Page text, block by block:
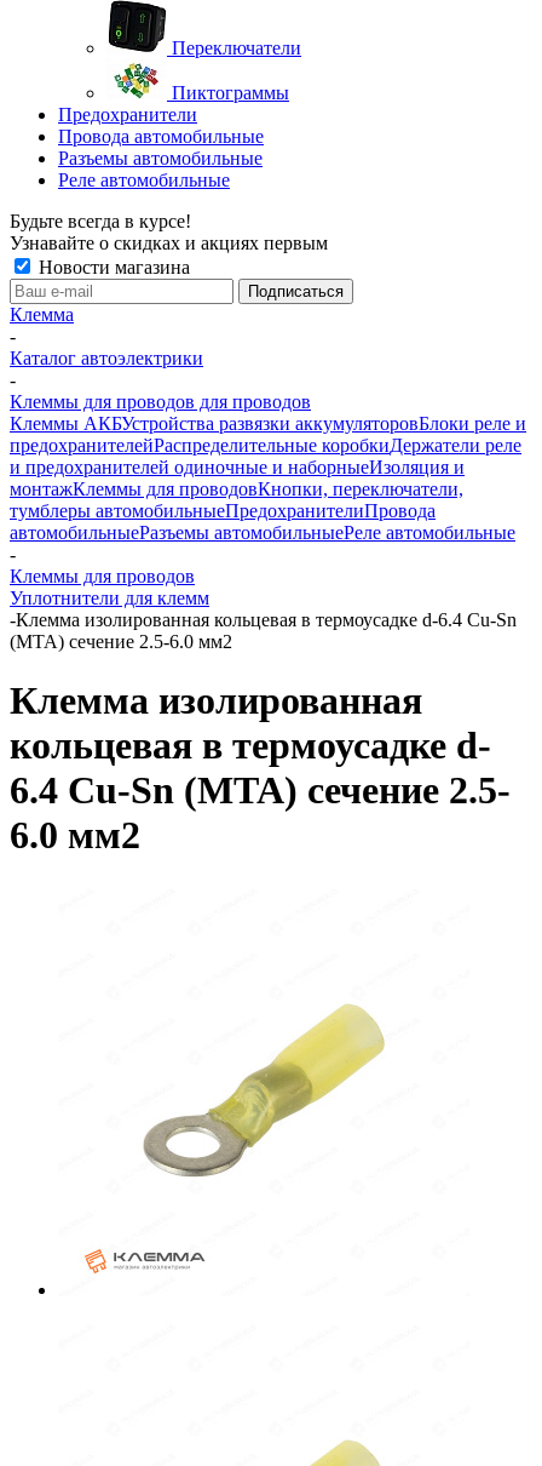
Переключатели
Пиктограммы
Предохранители
Провода автомобильные
Разъемы автомобильные
Реле автомобильные
Будьте всегда в курсе!
Узнавайте о скидках и акциях первым
Новости магазина
Клемма
-
Каталог автоэлектрики
-
Клеммы для проводов для проводов
Клеммы АКБУстройства развязки аккумуляторовБлоки реле и
предохранителейРаспределительные коробкиДержатели реле
и предохранителей одиночные и наборныеИзоляция и
монтажКлеммы для проводовКнопки, переключатели,
тумблеры автомобильныеПредохранителиПровода
автомобильныеРазъемы автомобильныеРеле автомобильные
-
Клеммы для проводов
Уплотнители для клемм
-Клемма изолированная кольцевая в термоусадке d-6.4 Cu-Sn
(MTA) сечение 2.5-6.0 мм2
Клемма изолированная
кольцевая в термоусадке d-
6.4 Cu-Sn (MTA) сечение 2.5-
6.0 мм2